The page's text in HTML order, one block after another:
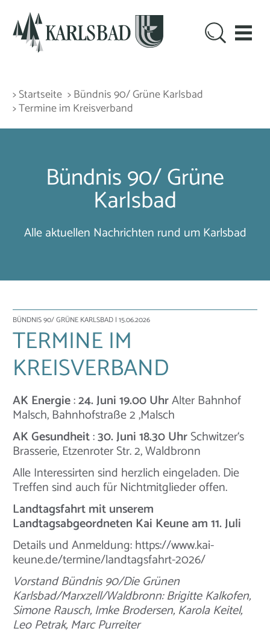
> Startseite > Bündnis 90/ Grüne Karlsbad
> Termine im Kreisverband
Bündnis 90/ Grüne
Karlsbad
Alle aktuellen Nachrichten rund um Karlsbad
BÜNDNIS 90/ GRÜNE KARLSBAD | 15.06.2026
TERMINE IM
KREISVERBAND
AK Energie:24. Juni 19.00 UhrAlter Bahnhof
Malsch, Bahnhofstraße 2 ,Malsch
AK Gesundheit:30. Juni 18.30 UhrSchwitzer‘s
Brasserie, Etzenroter Str. 2, Waldbronn
Alle Interessirten sind herzlich eingeladen. Die
Treffen sind auch für Nichtmitglieder offen.
Landtagsfahrt mit unserem
Landtagsabgeordneten Kai Keune am 11. Juli
Details und Anmeldung: https://www.kai-
keune.de/termine/landtagsfahrt-2026/
Vorstand Bündnis 90/Die Grünen
Karlsbad/Marxzell/Waldbronn: Brigitte Kalkofen,
Simone Rausch, Imke Brodersen, Karola Keitel,
Leo Petrak, Marc Purreiter